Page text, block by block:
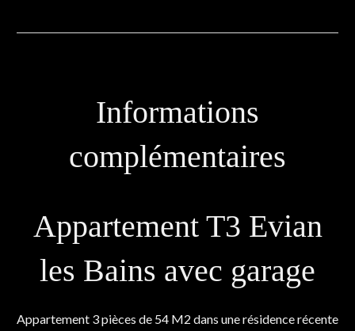
Informations
complémentaires
Appartement T3 Evian
les Bains avec garage
Appartement 3 pièces de 54 M2 dans une résidence récente